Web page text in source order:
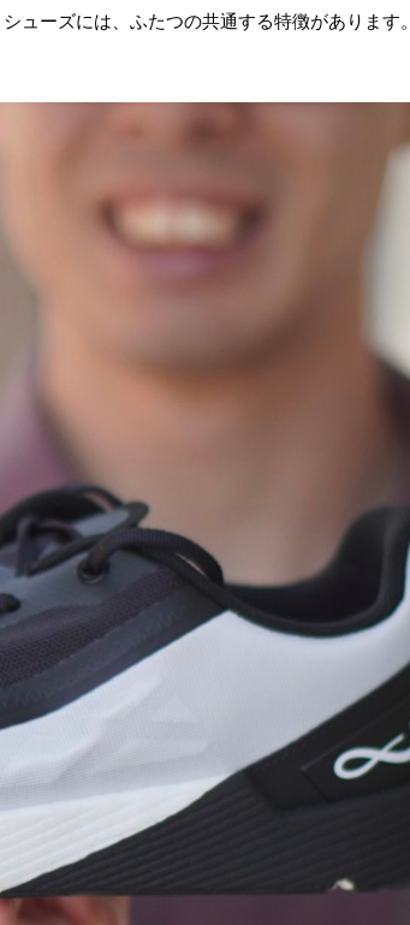
ューズには、ふたつの共通する特徴があります。